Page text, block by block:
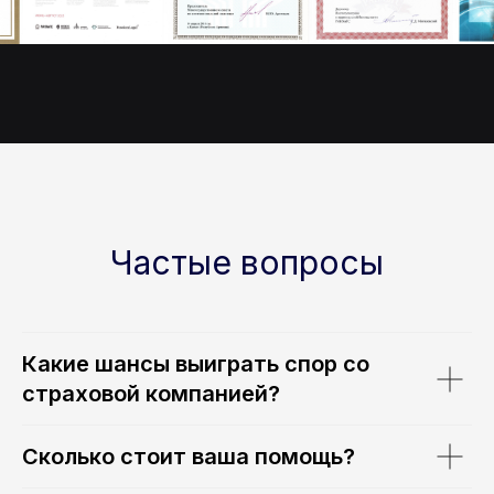
Частые вопросы
Какие шансы выиграть спор со
страховой компанией?
Сколько стоит ваша помощь?